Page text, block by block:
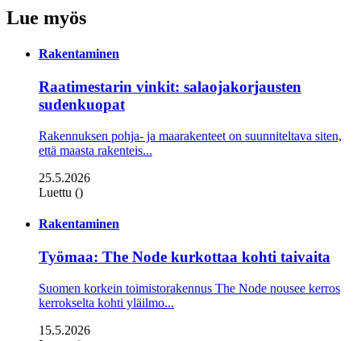
Lue myös
Rakentaminen
Raatimestarin vinkit: salaojakorjausten
sudenkuopat
Rakennuksen pohja- ja maarakenteet on suunniteltava siten,
että maasta rakenteis...
25.5.2026
Luettu ()
Rakentaminen
Työmaa: The Node kurkottaa kohti taivaita
Suomen korkein toimistorakennus The Node nousee kerros
kerrokselta kohti yläilmo...
15.5.2026